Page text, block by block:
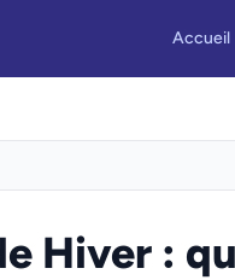
Accueil
Hiver :